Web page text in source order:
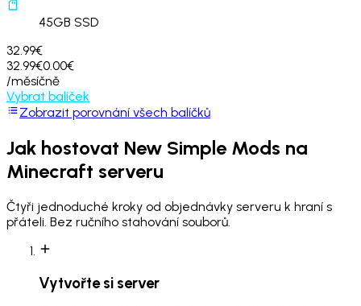
45GB SSD
32.99€
32.99€0.00€
/měsíčně
Vybrat balíček
Zobrazit porovnání všech balíčků
Jak hostovat New Simple Mods na
Minecraft serveru
Čtyři jednoduché kroky od objednávky serveru k hraní s
přáteli. Bez ručního stahování souborů.
Vytvořte si server